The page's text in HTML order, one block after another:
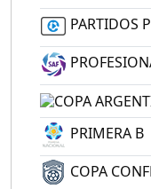
PARTIDOS
PRIMERA B
COPA